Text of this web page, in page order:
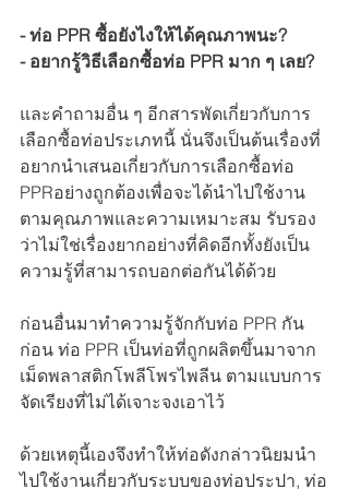
- ท่อ PPR ซื้อยังไงให้ได้คุณภาพนะ?
- อยากรู้วิธีเลือกซื้อท่อ PPR มาก ๆ เลย?
และคำถามอื่น ๆ อีกสารพัดเกี่ยวกับการ
เลือกซื้อท่อประเภทนี้ นั่นจึงเป็นต้นเรื่องที่
อยากนำเสนอเกี่ยวกับการเลือกซื้อท่อ
PPRอย่างถูกต้องเพื่อจะได้นำไปใช้งาน
ตามคุณภาพและความเหมาะสม รับรอง
ว่าไม่ใช่เรื่องยากอย่างที่คิดอีกทั้งยังเป็น
ความรู้ที่สามารถบอกต่อกันได้ด้วย
ก่อนอื่นมาทำความรู้จักกับท่อ PPR กัน
ก่อน ท่อ PPR เป็นท่อที่ถูกผลิตขึ้นมาจาก
เม็ดพลาสติกโพลีโพรไพลีน ตามแบบการ
จัดเรียงที่ไม่ได้เจาะจงเอาไว้
ด้วยเหตุนี้เองจึงทำให้ท่อดังกล่าวนิยมนำ
ไปใช้งานเกี่ยวกับระบบของท่อประปา, ท่อ